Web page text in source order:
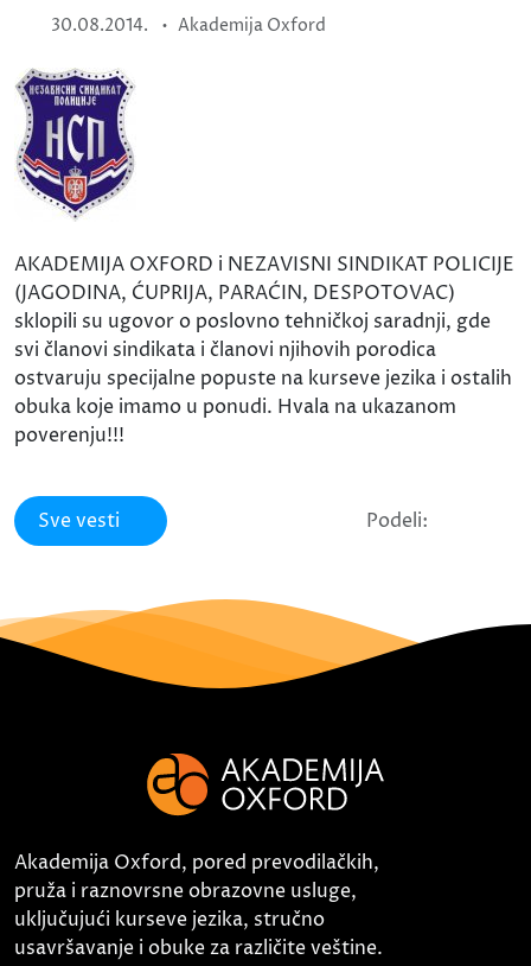
30.08.2014. • Akademija Oxford
AKADEMIJA OXFORD i NEZAVISNI SINDIKAT POLICIJE
(JAGODINA, ĆUPRIJA, PARAĆIN, DESPOTOVAC)
sklopili su ugovor o poslovno tehničkoj saradnji, gde
svi članovi sindikata i članovi njihovih porodica
ostvaruju specijalne popuste na kurseve jezika i ostalih
obuka koje imamo u ponudi. Hvala na ukazanom
poverenju!!!
Sve vesti Podeli:
Akademija Oxford, pored prevodilačkih,
pruža i raznovrsne obrazovne usluge,
uključujući kurseve jezika, stručno
usavršavanje i obuke za različite veštine.